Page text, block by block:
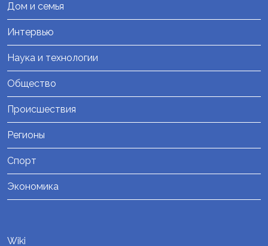
Дом и семья
Интервью
Наука и технологии
Общество
Происшествия
Регионы
Спорт
Экономика
Wiki